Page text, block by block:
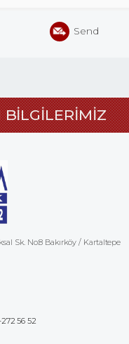
Send
BİLGİLERİMİZ
Sk. No:8 Bakırköy / Kartaltepe
56 52